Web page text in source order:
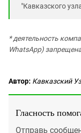
"Кавказского
* деятельность
WhatsApp)
Автор: Кавказский
Гласность
Отправь